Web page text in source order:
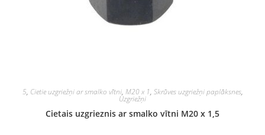
5, Cietie uzgriežņi ar smalko vītni, M20 x 1, Skrūves uzgriežņi paplāksnes,
Uzgriežņi
Cietais uzgrieznis ar smalko vītni M20 x 1,5